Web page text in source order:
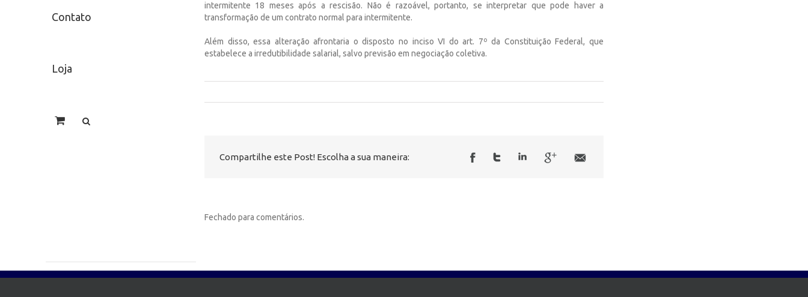
Contato
Loja
intermitente 18 meses após a rescisão. Não é razoável, portanto, se interpretar que pode haver a
transformação de um contrato normal para intermitente.
Além disso, essa alteração afrontaria o disposto no inciso VI do art. 7º da Constituição Federal, que
estabelece a irredutibilidade salarial, salvo previsão em negociação coletiva.
Compartilhe este Post! Escolha a sua maneira:
Fechado para comentários.